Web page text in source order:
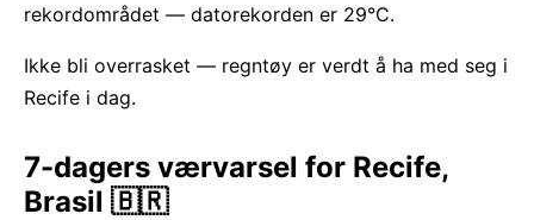
rekordområdet — datorekorden er 29°C.
Ikke bli overrasket — regntøy er verdt å ha med seg i
Recife i dag.
7-dagers værvarsel for Recife,
Brasil 🇧🇷